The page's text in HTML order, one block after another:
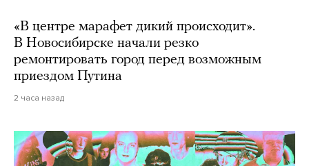
«В центре марафет дикий происходит».
В Новосибирске начали резко
ремонтировать город перед возможным
приездом Путина
2 часа назад